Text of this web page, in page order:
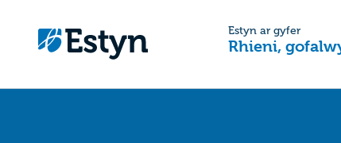
Estyn ar gyfer
Rhieni,